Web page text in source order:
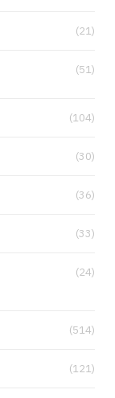
(21)
(51)
(104)
(30)
(36)
(33)
(24)
(514)
(121)